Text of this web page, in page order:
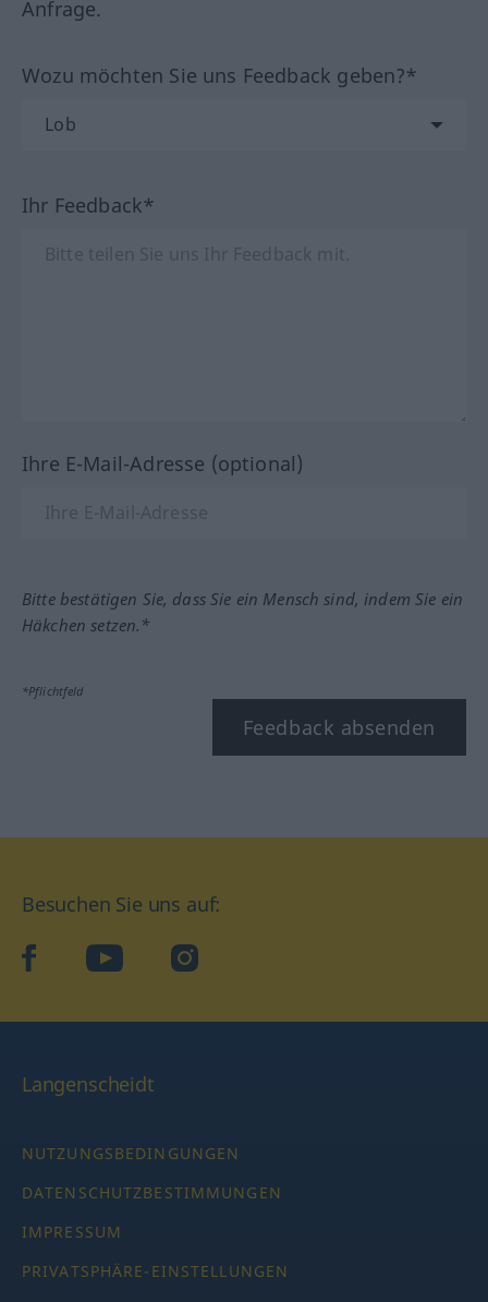
Anfrage.
Wozu möchten Sie uns Feedback geben?*
Ihr Feedback*
Ihre E-Mail-Adresse (optional)
Bitte bestätigen Sie, dass Sie ein Mensch sind, indem Sie ein
Häkchen setzen.*
*Pflichtfeld
Feedback absenden
Besuchen Sie uns auf:
facebookYouTube Instagram
Langenscheidt
NUTZUNGSBEDINGUNGEN
DATENSCHUTZBESTIMMUNGEN
IMPRESSUM
PRIVATSPHÄRE-EINSTELLUNGEN